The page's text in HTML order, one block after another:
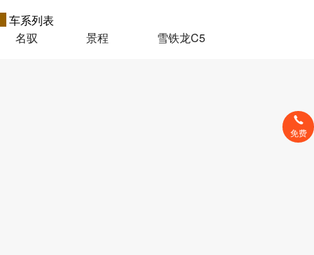
车系列表
名驭
景程 雪铁龙C5
免费